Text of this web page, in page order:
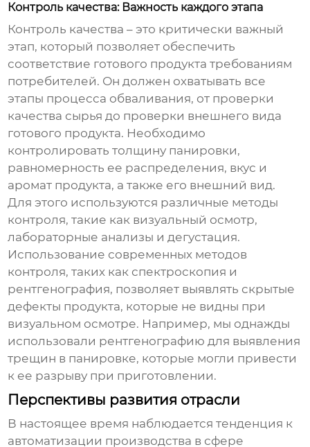
Контроль качества: Важность каждого этапа
Контроль качества – это критически важный
этап, который позволяет обеспечить
соответствие готового продукта требованиям
потребителей. Он должен охватывать все
этапы процесса обваливания, от проверки
качества сырья до проверки внешнего вида
готового продукта. Необходимо
контролировать толщину панировки,
равномерность ее распределения, вкус и
аромат продукта, а также его внешний вид.
Для этого используются различные методы
контроля, такие как визуальный осмотр,
лабораторные анализы и дегустация.
Использование современных методов
контроля, таких как спектроскопия и
рентгенография, позволяет выявлять скрытые
дефекты продукта, которые не видны при
визуальном осмотре. Например, мы однажды
использовали рентгенографию для выявления
трещин в панировке, которые могли привести
к ее разрыву при приготовлении.
Перспективы развития отрасли
В настоящее время наблюдается тенденция к
автоматизации производства в сфере